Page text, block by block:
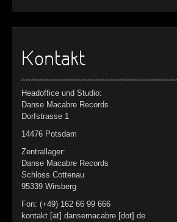
Kontakt
Headoffice und Studio:
Danse Macabre Records
Dorfstrasse 1
14476 Potsdam
Zentrallager:
Danse Macabre Records
Schloss Cottenau
95339 Wirsberg
Fon: (+49) 162 66 99 666
kontakt [at] dansemacabre [dot] de